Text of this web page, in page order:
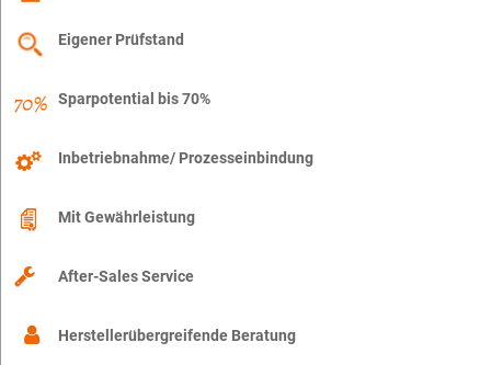
Eigener Prüfstand
Sparpotential bis 70%
Inbetriebnahme/ Prozesseinbindung
Mit Gewährleistung
After-Sales Service
Herstellerübergreifende Beratung